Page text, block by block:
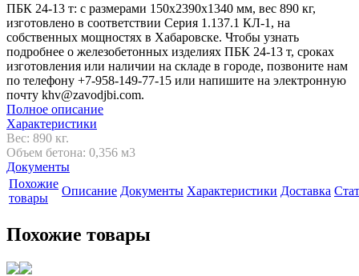
ПБК 24-13 т: с размерами 150х2390х1340 мм, вес 890 кг,
изготовлено в соответствии Серия 1.137.1 КЛ-1, на
собственных мощностях в Хабаровске. Чтобы узнать
подробнее о железобетонных изделиях ПБК 24-13 т, сроках
изготовления или наличии на складе в городе, позвоните нам
по телефону +7-958-149-77-15 или напишите на электронную
почту khv@zavodjbi.com.
Полное описание
Характеристики
Вес: 890 кг.
Объем бетона: 0,356 м3
Документы
Похожие
товары
Описание Документы Характеристики Доставка
Похожие товары